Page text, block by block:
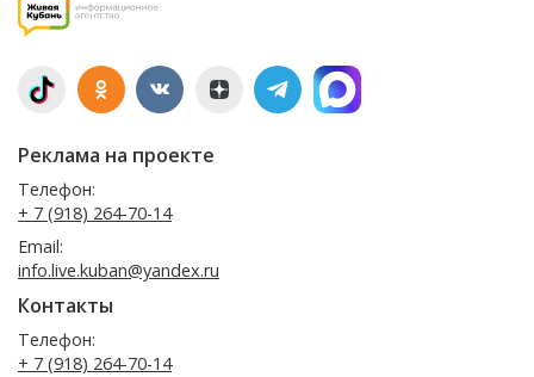
Реклама на проекте
Телефон:
+ 7 (918) 264-70-14
Email:
info.live.kuban@yandex.ru
Контакты
Телефон:
+ 7 (918) 264-70-14